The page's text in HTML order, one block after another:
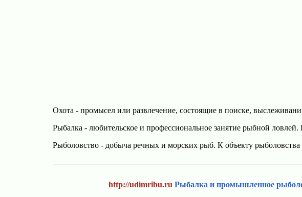
Охота - промысел или развлечение, состоящие в поиске,
Рыбалка - любительское и профессиональное занятие рыбной
Рыболовство - добыча речных и морских рыб. К объекту
http://udimribu.ru Рыбалка и промышленное